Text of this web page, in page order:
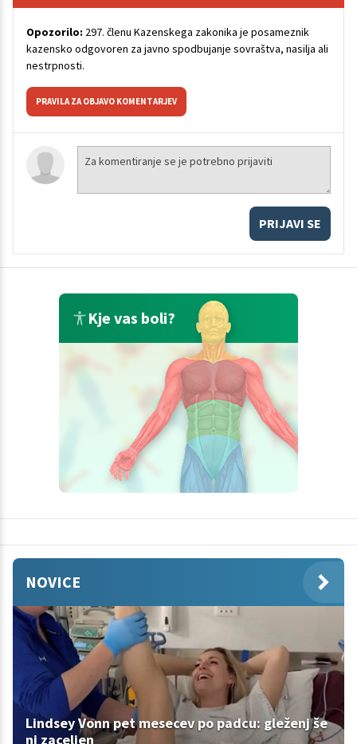
Opozorilo: 297. členu Kazenskega zakonika je posameznik
kazensko odgovoren za javno spodbujanje sovraštva, nasilja ali
nestrpnosti.
PRAVILA ZA OBJAVO KOMENTARJEV
PRIJAVI SE
Kje vas boli?
NOVICE
Lindsey Vonn pet mesecev po padcu: gleženj še
ni zaceljen